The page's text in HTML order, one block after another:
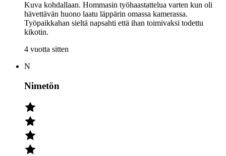
Kuva kohdallaan. Hommasin työhaastattelua varten kun oli
hävettävän huono laatu läppärin omassa kamerassa.
Työpaikkahan sieltä napsahti että ihan toimivaksi todettu
kikotin.
4 vuotta sitten
N
Nimetön